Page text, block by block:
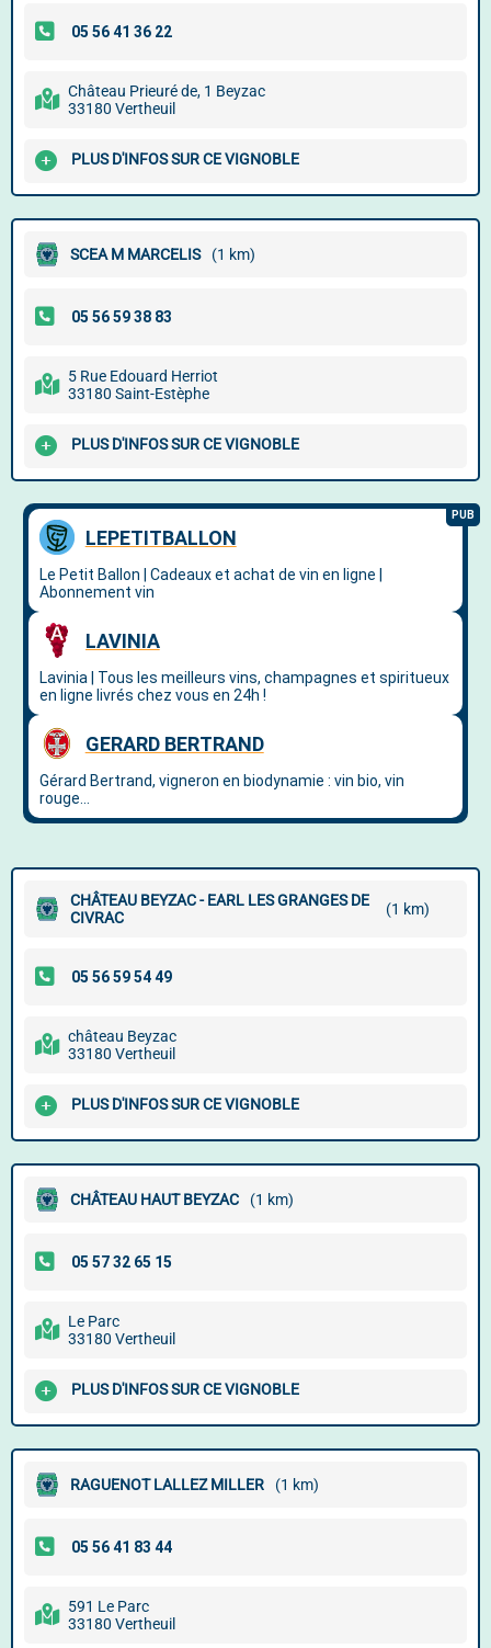
Château Prieuré de, 1 Beyzac
33180 Vertheuil
PLUS D'INFOS SUR CE VIGNOBLE
SCEA M MARCELIS (1 km)
5 Rue Edouard Herriot
33180 Saint-Estèphe
PLUS D'INFOS SUR CE VIGNOBLE
CHÂTEAU BEYZAC - EARL LES GRANGES DE
CIVRAC
(1 km)
château Beyzac
33180 Vertheuil
PLUS D'INFOS SUR CE VIGNOBLE
CHÂTEAU HAUT BEYZAC (1 km)
Le Parc
33180 Vertheuil
PLUS D'INFOS SUR CE VIGNOBLE
RAGUENOT LALLEZ MILLER (1 km)
591 Le Parc
33180 Vertheuil